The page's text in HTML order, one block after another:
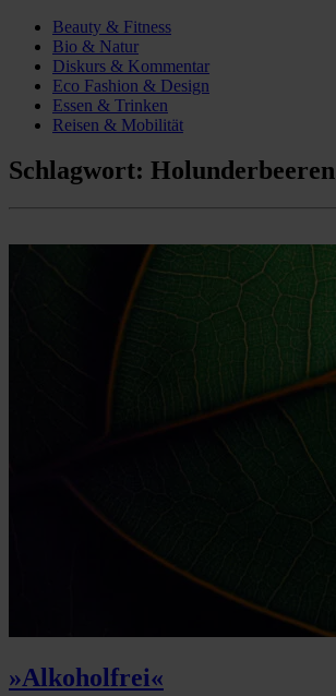
Beauty & Fitness
Bio & Natur
Diskurs & Kommentar
Eco Fashion & Design
Essen & Trinken
Reisen & Mobilität
Schlagwort: Holunderbeeren
»Alkoholfrei«